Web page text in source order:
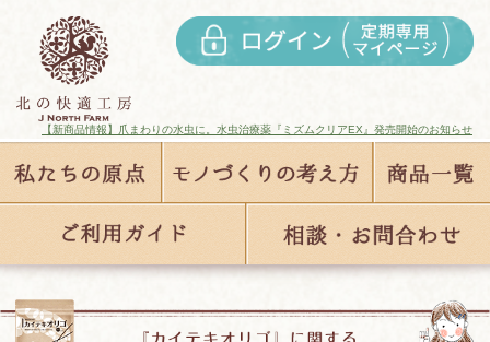
新商品情報】爪まわりの水虫に。水虫治療薬『ミズムクリアEX』発売開始のお知らせ